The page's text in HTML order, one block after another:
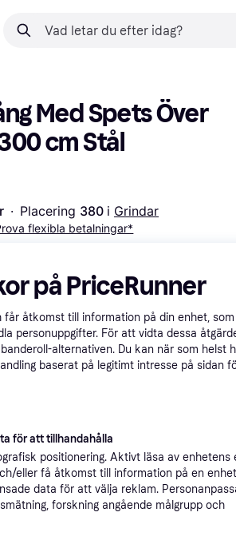
Med Spets Över
cm Stål
· Placering 380 i Grindar
flexibla betalningar*
Fri frakt 2
Eller
på PriceRunner
får åtkomst till information på din enhet,
personuppgifter. För att vidta dessa
alternativen. Du kan när som helst
baserat på legitimt intresse på sidan
för att tillhandahålla
positionering. Aktivt läsa av enhetens
eller få åtkomst till information på en
data för att välja reklam.
forskning angående målgrupp och